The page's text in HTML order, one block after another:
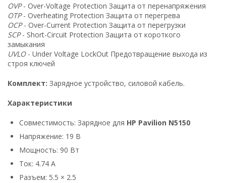
OVP- Over-Voltage Protection Защита от перенапряжения
OTP- Overheating Protection Защита от перегрева
OCP- Over-Current Protection Защита от перегрузки
SCP- Short-Circuit Protection Защита от короткого
замыкания
UVLO- Under Voltage LockOut Предотвращение выхода из
строя ключей
Комплект: Зарядное устройство, силовой кабель.
Характеристики
Совместимость: Зарядное для HP Pavilion N5150
Напряжение: 19 В
Мощность: 90 Вт
Ток: 4.74 А
Разъем: 5.5 × 2.5